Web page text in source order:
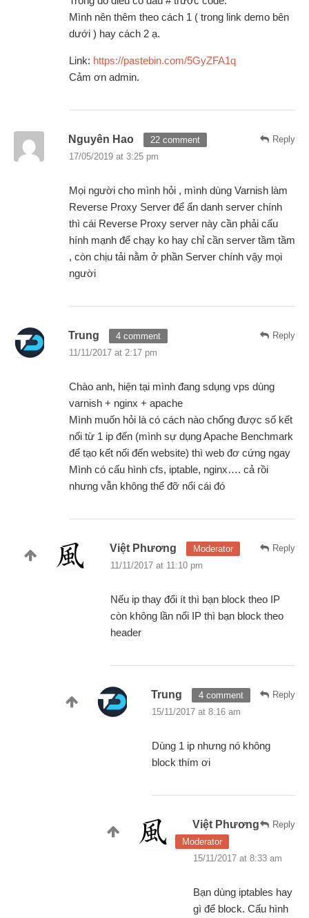
Mình nên thêm theo cách 1 ( trong link demo bên
dưới ) hay cách 2 ạ.
Link: https://pastebin.com/5GyZFA1q
Cảm ơn admin.
Reply
Nguyên Hao
22 comment
17/05/2019 at 3:25 pm
Mọi người cho mình hỏi , mình dùng Varnish làm
Reverse Proxy Server để ẩn danh server chính
thì cái Reverse Proxy server này cần phải cấu
hính mạnh để chạy ko hay chỉ cần server tầm tầm
, còn chịu tải nằm ở phần Server chính vậy mọi
người
Reply
Trung
4 comment
11/11/2017 at 2:17 pm
Chào anh, hiện tại mình đang sdụng vps dùng
varnish + nginx + apache
Mình muốn hỏi là có cách nào chống được số kết
nối từ 1 ip đến (mình sự dụng Apache Benchmark
để tạo kết nối đến website) thì web đơ cứng ngay
Mình có cấu hình cfs, iptable, nginx…. cả rồi
nhưng vẫn không thể đỡ nổi cái đó
Reply
Việt Phương
Moderator
11/11/2017 at 11:10 pm
Nếu ip thay đổi ít thì bạn block theo IP
còn không lần nổi IP thì bạn block theo
header
Reply
Trung
4 comment
15/11/2017 at 8:16 am
Dùng 1 ip nhưng nó không
block thím ơi
Reply
Việt Phương
Moderator
15/11/2017 at 8:33 am
Bạn dùng iptables hay
gì để block. Cấu hình